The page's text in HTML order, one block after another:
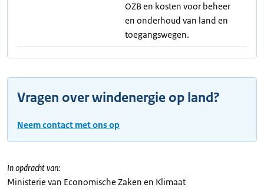
OZB en kosten voor beheer
en onderhoud van land en
toegangswegen.
Vragen over windenergie op land?
Neem contact met ons op
In opdracht van:
Ministerie van Economische Zaken en Klimaat